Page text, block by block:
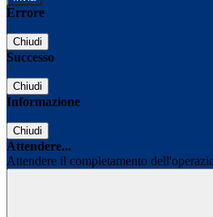
Errore
Chiudi
Successo
Chiudi
Informazione
Chiudi
Attendere...
Attendere il completamento